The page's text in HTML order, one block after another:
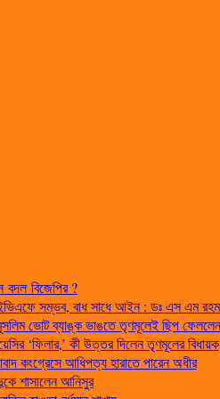
বদল বিজেপির ?
সম্ভব, বাধ সাধে আইন : ডঃ এস এম
ভোট ব্যাঙ্ক ভাঙতে তৃণমূলেই ছিপ ফেললেন
‘ফিলার,’ কী উত্তর দিলেন তৃণমূলের বিধায়ক
কংগ্রেসে আধিপত্য হারাতে পারেন অধীর
শাসালেন আনিসুর